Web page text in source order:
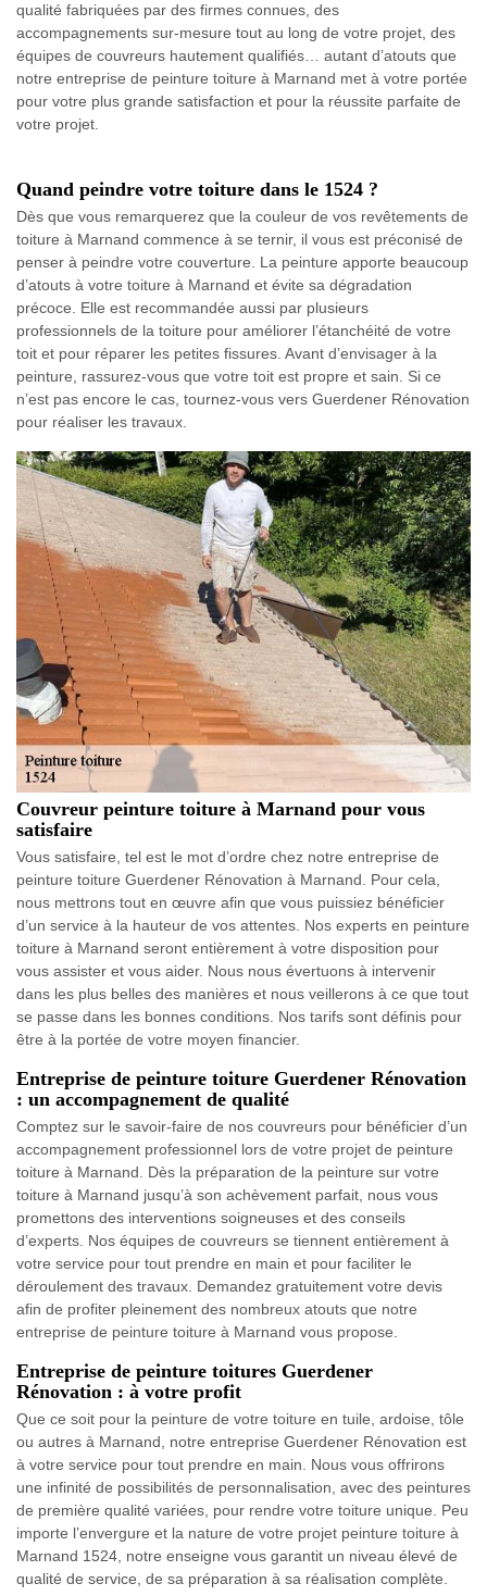
qualité fabriquées par des firmes connues, des
accompagnements sur-mesure tout au long de votre projet, des
équipes de couvreurs hautement qualifiés… autant d’atouts que
notre entreprise de peinture toiture à Marnand met à votre portée
pour votre plus grande satisfaction et pour la réussite parfaite de
votre projet.
Quand peindre votre toiture dans le 1524 ?
Dès que vous remarquerez que la couleur de vos revêtements de
toiture à Marnand commence à se ternir, il vous est préconisé de
penser à peindre votre couverture. La peinture apporte beaucoup
d’atouts à votre toiture à Marnand et évite sa dégradation
précoce. Elle est recommandée aussi par plusieurs
professionnels de la toiture pour améliorer l’étanchéité de votre
toit et pour réparer les petites fissures. Avant d’envisager à la
peinture, rassurez-vous que votre toit est propre et sain. Si ce
n’est pas encore le cas, tournez-vous vers Guerdener Rénovation
pour réaliser les travaux.
Couvreur peinture toiture à Marnand pour vous
satisfaire
Vous satisfaire, tel est le mot d’ordre chez notre entreprise de
peinture toiture Guerdener Rénovation à Marnand. Pour cela,
nous mettrons tout en œuvre afin que vous puissiez bénéficier
d’un service à la hauteur de vos attentes. Nos experts en peinture
toiture à Marnand seront entièrement à votre disposition pour
vous assister et vous aider. Nous nous évertuons à intervenir
dans les plus belles des manières et nous veillerons à ce que tout
se passe dans les bonnes conditions. Nos tarifs sont définis pour
être à la portée de votre moyen financier.
Entreprise de peinture toiture Guerdener Rénovation
: un accompagnement de qualité
Comptez sur le savoir-faire de nos couvreurs pour bénéficier d’un
accompagnement professionnel lors de votre projet de peinture
toiture à Marnand. Dès la préparation de la peinture sur votre
toiture à Marnand jusqu’à son achèvement parfait, nous vous
promettons des interventions soigneuses et des conseils
d’experts. Nos équipes de couvreurs se tiennent entièrement à
votre service pour tout prendre en main et pour faciliter le
déroulement des travaux. Demandez gratuitement votre devis
afin de profiter pleinement des nombreux atouts que notre
entreprise de peinture toiture à Marnand vous propose.
Entreprise de peinture toitures Guerdener
Rénovation : à votre profit
Que ce soit pour la peinture de votre toiture en tuile, ardoise, tôle
ou autres à Marnand, notre entreprise Guerdener Rénovation est
à votre service pour tout prendre en main. Nous vous offrirons
une infinité de possibilités de personnalisation, avec des peintures
de première qualité variées, pour rendre votre toiture unique. Peu
importe l’envergure et la nature de votre projet peinture toiture à
Marnand 1524, notre enseigne vous garantit un niveau élevé de
qualité de service, de sa préparation à sa réalisation complète.